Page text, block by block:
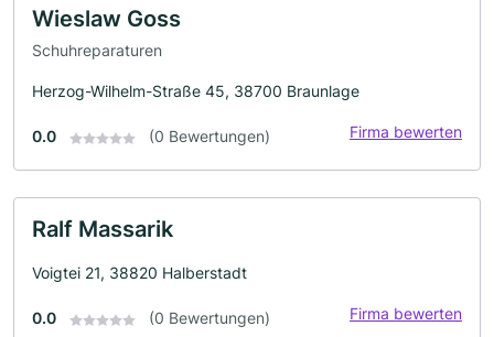
Wieslaw Goss
Schuhreparaturen
Herzog-Wilhelm-Straße 45, 38700 Braunlage
0.0 (0 Bewertungen) Firma bewerten
Ralf Massarik
Voigtei 21, 38820 Halberstadt
0.0 (0 Bewertungen) Firma bewerten